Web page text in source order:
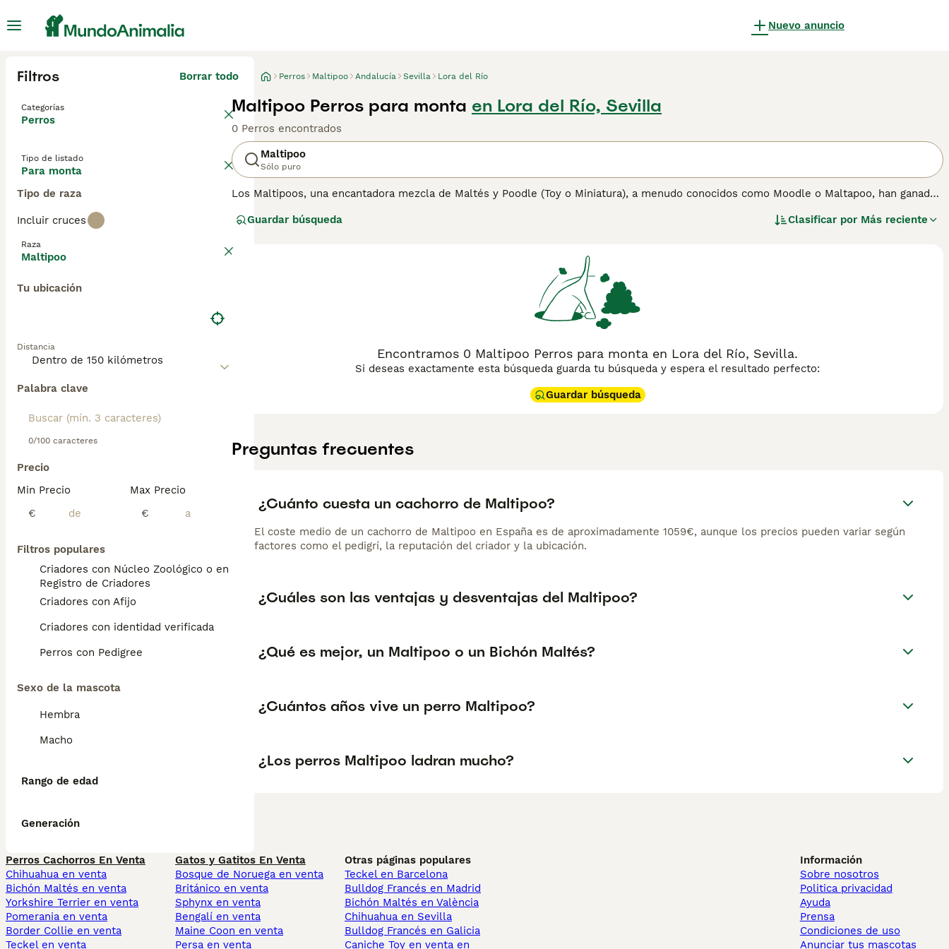
Nuevo anuncio
Filtros Borrar todo
Categorías
Perros
Tipo de listado
Para monta
Tipo de raza
Incluir cruces
Raza
Maltipoo
Tu ubicación
Distancia
Palabra clave
0/100 caracteres
Precio
Min Precio
€
Max Precio
€
Filtros populares
Criadores con Núcleo Zoológico o en el
Registro de Criadores
Criadores con Afijo
Criadores con identidad verificada
Perros con Pedigree
Sexo de la mascota
Hembra
Macho
Rango de edad
Generación
Perros Maltipoo Andalucía Sevilla Lora del Río
Maltipoo Perros para monta en Lora del Río, Sevilla
0 Perros encontrados
Maltipoo
Sólo puro
Los Maltipoos, una encantadora mezcla de Maltés y Poodle (Toy o Miniatura), a menudo conocidos como Moodle o Maltapoo, han ganado
colores como crema, blanco, plata, negro y diversas combinaciones de estos tonos. Los Maltipoos tienen un pelaje rizado o desordenado,
diario para mantener su salud mental y física. Bien adaptados para la vida en apartamentos, estos perros se ajustan con facilidad a
diversos estilos de vida. Se caracterizan por su inteligencia, amabilidad y disposición sociable. Sobresalen en formar fuertes lazos con
los miembros de la familia y se adaptan bien a hogares con niños y otras mascotas. Lee nuestra página de consejos de compra de
Guardar búsqueda Clasificar por Más reciente
Encontramos 0 Maltipoo Perros para monta en Lora del Río, Sevilla.
Si deseas exactamente esta búsqueda guarda tu búsqueda y espera el resultado perfecto:
Guardar búsqueda
Preguntas frecuentes
¿Cuánto cuesta un cachorro de Maltipoo?
El coste medio de un cachorro de Maltipoo en España es de aproximadamente 1059€, aunque los precios pueden variar según
factores como el pedigrí, la reputación del criador y la ubicación.
¿Cuáles son las ventajas y desventajas del Maltipoo?
¿Qué es mejor, un Maltipoo o un Bichón Maltés?
¿Cuántos años vive un perro Maltipoo?
¿Los perros Maltipoo ladran mucho?
Perros Cachorros En Venta
Chihuahua en venta
Bichón Maltés en venta
Yorkshire Terrier en venta
Pomerania en venta
Border Collie en venta
Teckel en venta
Gatos y Gatitos En Venta
Bosque de Noruega en venta
Británico en venta
Sphynx en venta
Bengalí en venta
Maine Coon en venta
Persa en venta
Otras páginas populares
Teckel en Barcelona
Bulldog Francés en Madrid
Bichón Maltés en València
Chihuahua en Sevilla
Bulldog Francés en Galicia
Caniche Toy en venta en
Información
Sobre nosotros
Politica privacidad
Ayuda
Prensa
Condiciones de uso
Anunciar tus mascotas